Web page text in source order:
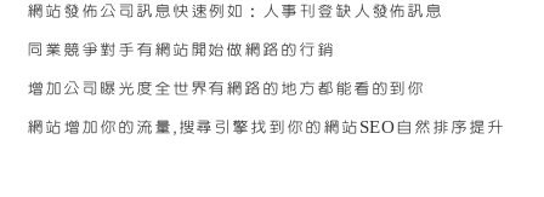
網站發佈公司訊息快速例如：人事刊登缺人發佈訊息
同業競爭對手有網站開始做網路的行銷
增加公司曝光度全世界有網路的地方都能看的到你
網站增加你的流量‚搜尋引擎找到你的網站SEO自然排序提升